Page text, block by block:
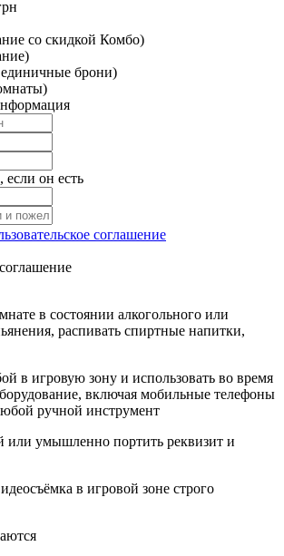
со скидкой Комбо)
брони)
он есть
соглашение
в состоянии алкогольного или
распивать спиртные напитки,
в игровую зону и использовать во время
включая мобильные телефоны
ручной инструмент
или умышленно портить реквизит и
в игровой зоне строго